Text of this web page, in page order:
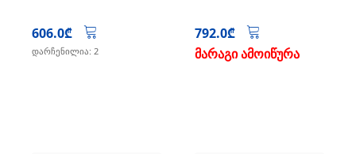
606.0₾
დარჩენილია: 2
792.0₾
მარაგი ამოიწურა